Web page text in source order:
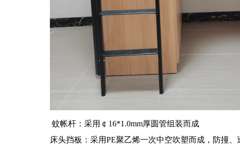
蚊帐杆： 采用￠16*1.0mm厚圆管组装而成
床头挡板： 采用PE聚乙烯一次中空吹塑而成，防撞、